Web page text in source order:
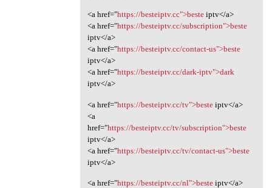
<a href="https://besteiptv.cc">besteiptv</a>
<a href="https://besteiptv.cc/subscription">beste
iptv</a>
<a href="https://besteiptv.cc/contact-us">beste
iptv</a>
<a href="https://besteiptv.cc/dark-iptv">dark
iptv</a>
<a href="https://besteiptv.cc/tv">besteiptv</a>
<a
href="https://besteiptv.cc/tv/subscription">beste
iptv</a>
<a href="https://besteiptv.cc/tv/contact-us">beste
iptv</a>
<a href="https://besteiptv.cc/nl">besteiptv</a>